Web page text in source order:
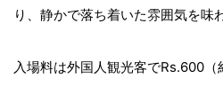
り、静かで落ち着いた雰囲気を味
入場料は外国人観光客でRs.600（